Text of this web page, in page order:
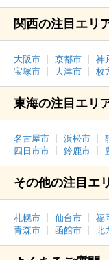
関西の注目エリ
大阪市 京都市 神
宝塚市
大津市 枚
東海の注目エリ
名古屋市 浜松市
四日市市
鈴鹿市
その他の注目エ
札幌市 仙台市 福
青森市
函館市 北